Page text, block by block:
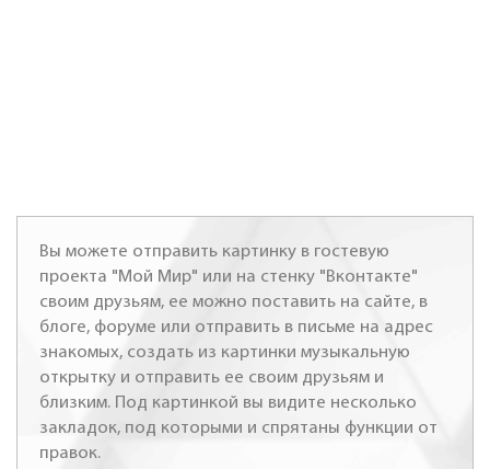
Вы можете отправить картинку в гостевую
проекта "Мой Мир" или на стенку "Вконтакте"
своим друзьям, ее можно поставить на сайте, в
блоге, форуме или отправить в письме на адрес
знакомых, создать из картинки музыкальную
открытку и отправить ее своим друзьям и
близким. Под картинкой вы видите несколько
закладок, под которыми и спрятаны функции от
правок.